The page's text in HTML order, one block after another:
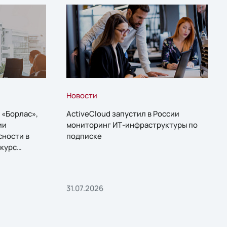
в
Новости
ActiveCloud запустил в России
мониторинг ИТ-инфраструктуры по
подписке
31.07.2026